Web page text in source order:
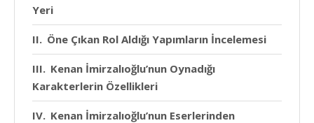
Yeri
Öne Çıkan Rol Aldığı Yapımların İncelemesi
Kenan İmirzalıoğlu’nun Oynadığı
Karakterlerin Özellikleri
Kenan İmirzalıoğlu’nun Eserlerinden